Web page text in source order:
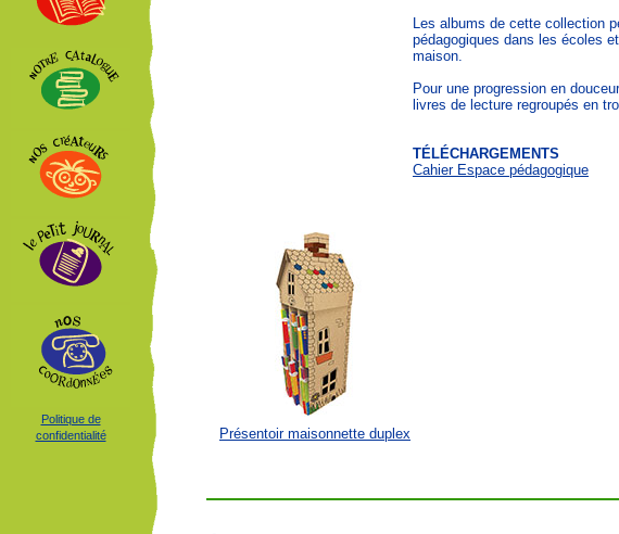
Politique de
confidentialité
Les albums de cette collection
pédagogiques dans les écoles
maison.
Pour une progression en
livres de lecture regroupés en
TÉLÉCHARGEMENTS
Cahier Espace pédagogique
Présentoir maisonnette duplex